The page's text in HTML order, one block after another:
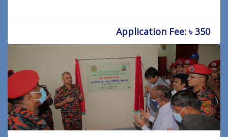
Application Fee: ৳ 350